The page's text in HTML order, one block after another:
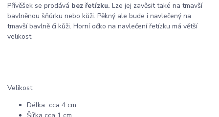
Přívěšek se prodává bez řetízku. Lze jej zavěsit také na tmavší
bavlněnou šňůrku nebo kůži. Pěkný ale bude i navlečený na
tmavší bavlně či kůži. Horní očko na navlečení řetízku má větší
velikost.
Velikost:
Délka cca 4 cm